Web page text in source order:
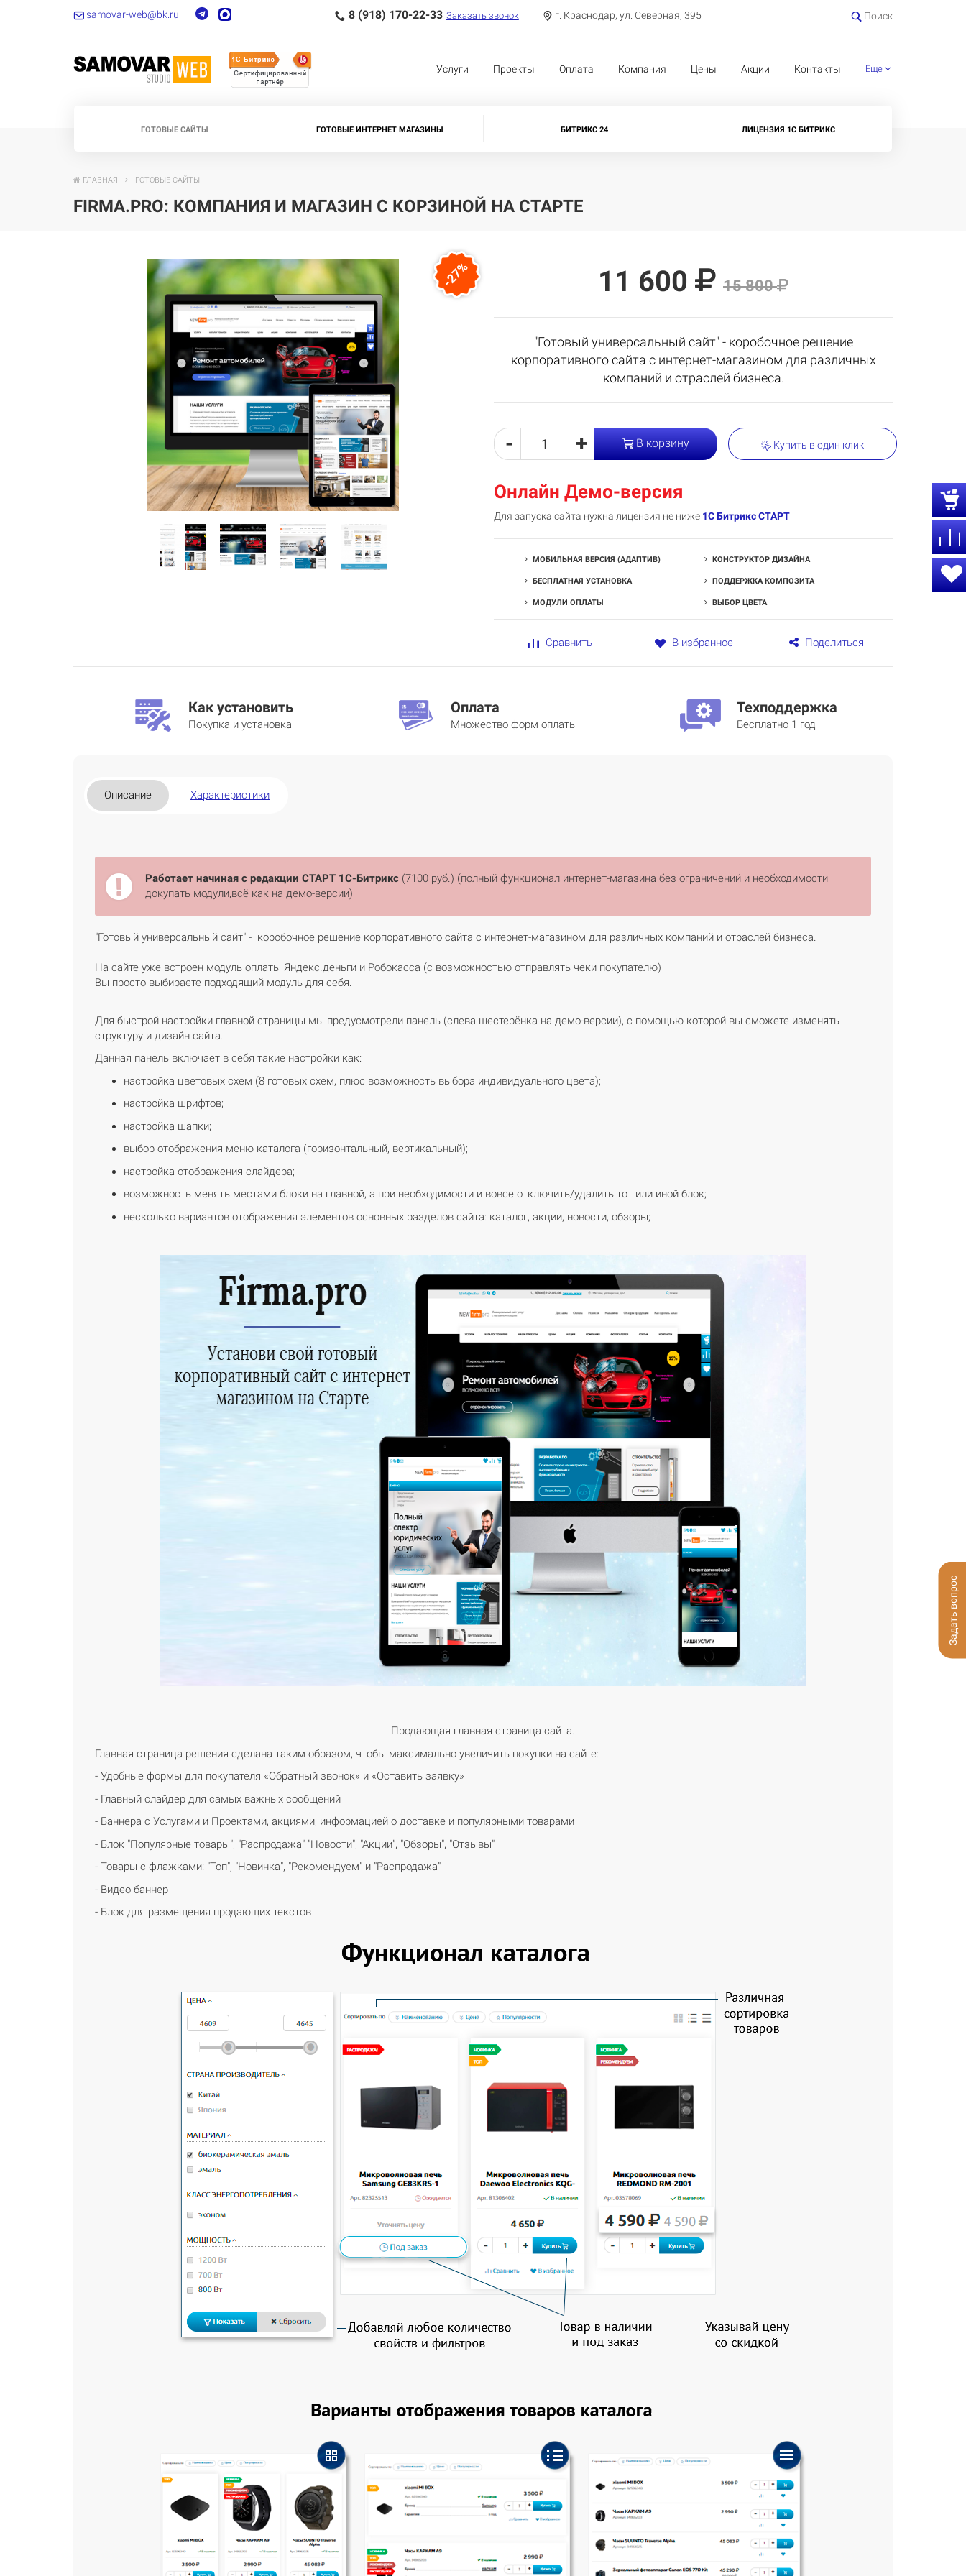
samovar-web@bk.ru 8 (918) 170-22-33 Заказать звонок г. Краснодар, ул. Северная, 395 Поиск
Услуги Проекты Оплата Компания Цены Акции Контакты Еще
ГОТОВЫЕ САЙТЫ ГОТОВЫЕ ИНТЕРНЕТ МАГАЗИНЫ БИТРИКС 24 ЛИЦЕНЗИЯ 1С БИТРИКС
ГЛАВНАЯ ГОТОВЫЕ САЙТЫ
FIRMA.PRO: КОМПАНИЯ И МАГАЗИН С КОРЗИНОЙ НА СТАРТЕ
-27% 11 600 15 800
"Готовый универсальный сайт" - коробочное решение
корпоративного сайта с интернет-магазином для различных
компаний и отраслей бизнеса.
- + В корзину Купить в один клик
Онлайн Демо-версия
Для запуска сайта нужна лицензия не ниже 1С Битрикс СТАРТ
МОБИЛЬНАЯ ВЕРСИЯ (АДАПТИВ) КОНСТРУКТОР ДИЗАЙНА
БЕСПЛАТНАЯ УСТАНОВКА ПОДДЕРЖКА КОМПОЗИТА
МОДУЛИ ОПЛАТЫ ВЫБОР ЦВЕТА
Сравнить В избранное Поделиться
Как установить
Покупка и установка
Оплата
Множество форм оплаты
Техподдержка
Бесплатно 1 год
Описание Характеристики
Работает начиная с редакции СТАРТ 1С-Битрикс (7100 руб.) (полный функционал интернет-магазина без ограничений и необходимости
докупать модули,всё как на демо-версии)
"Готовый универсальный сайт" - коробочное решение корпоративного сайта с интернет-магазином для различных компаний и отраслей бизнеса.
На сайте уже встроен модуль оплаты Яндекс.деньги и Робокасса (с возможностью отправлять чеки покупателю)
Вы просто выбираете подходящий модуль для себя.
Для быстрой настройки главной страницы мы предусмотрели панель (слева шестерёнка на демо-версии), с помощью которой вы сможете изменять
структуру и дизайн сайта.
Данная панель включает в себя такие настройки как:
настройка цветовых схем (8 готовых схем, плюс возможность выбора индивидуального цвета);
настройка шрифтов;
настройка шапки;
выбор отображения меню каталога (горизонтальный, вертикальный);
настройка отображения слайдера;
возможность менять местами блоки на главной, а при необходимости и вовсе отключить/удалить тот или иной блок;
несколько вариантов отображения элементов основных разделов сайта: каталог, акции, новости, обзоры;
Продающая главная страница сайта.
Главная страница решения сделана таким образом, чтобы максимально увеличить покупки на сайте:
- Удобные формы для покупателя «Обратный звонок» и «Оставить заявку»
- Главный слайдер для самых важных сообщений
- Баннера с Услугами и Проектами, акциями, информацией о доставке и популярными товарами
- Блок "Популярные товары", "Распродажа" "Новости", "Акции", "Обзоры", "Отзывы"
- Товары с флажками: "Топ", "Новинка", "Рекомендуем" и "Распродажа"
- Видео баннер
- Блок для размещения продающих текстов
Задать вопрос